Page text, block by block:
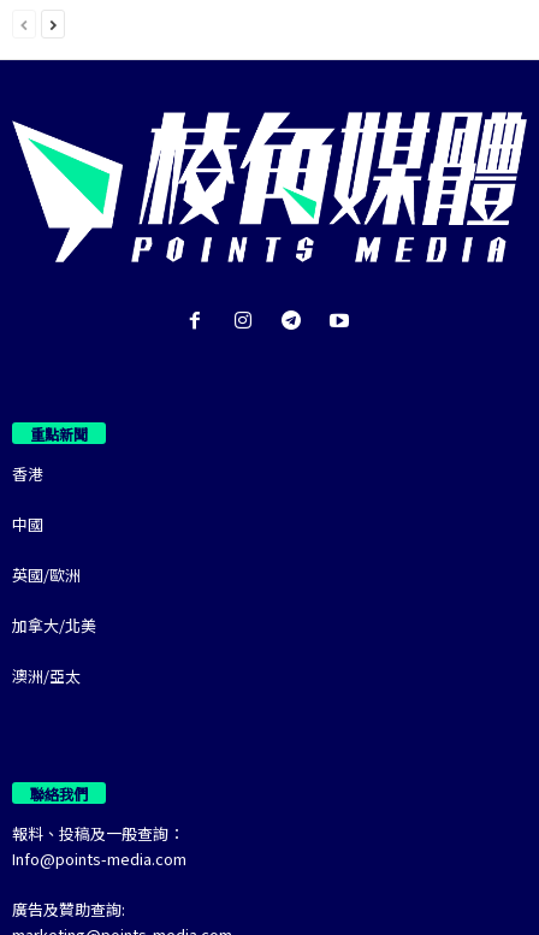
重點新聞
香港
中國
英國/歐洲
加拿大/北美
澳洲/亞太
聯絡我們
報料、投稿及一般查詢：
Info@points-media.com
廣告及贊助查詢: